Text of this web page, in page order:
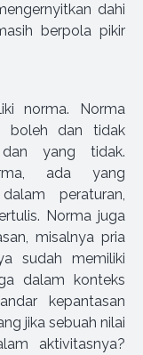
dahi
berpola pikir
norma. Norma
boleh dan tidak
yang tidak.
ada yang
peraturan,
Norma juga
misalnya pria
sudah memiliki
dalam konteks
kepantasan
jika sebuah nilai
aktivitasnya?